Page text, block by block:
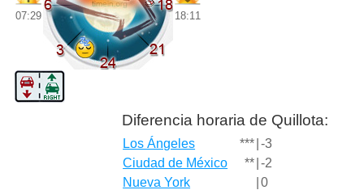
07:29 18:11
Diferencia horaria de Quillota:
Los Ángeles *** -3
Ciudad de México
** -2
Nueva York
0